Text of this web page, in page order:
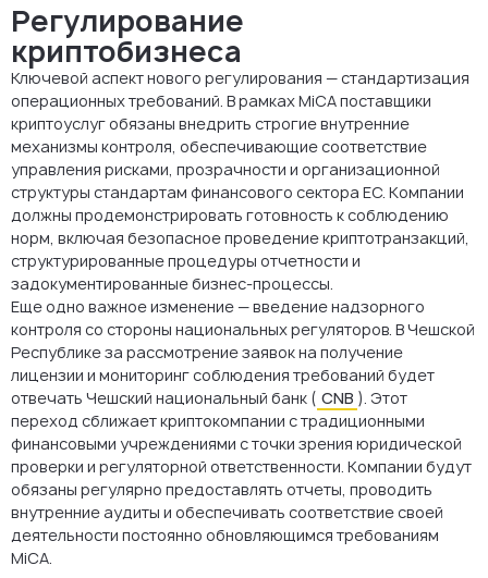
Регулирование
криптобизнеса
Ключевой аспект нового регулирования — стандартизация
операционных требований. В рамках MiCA поставщики
криптоуслуг обязаны внедрить строгие внутренние
механизмы контроля, обеспечивающие соответствие
управления рисками, прозрачности и организационной
структуры стандартам финансового сектора ЕС. Компании
должны продемонстрировать готовность к соблюдению
норм, включая безопасное проведение криптотранзакций,
структурированные процедуры отчетности и
задокументированные бизнес-процессы.
Еще одно важное изменение — введение надзорного
контроля со стороны национальных регуляторов. В Чешской
Республике за рассмотрение заявок на получение
лицензии и мониторинг соблюдения требований будет
отвечать Чешский национальный банк ( CNB ). Этот
переход сближает криптокомпании с традиционными
финансовыми учреждениями с точки зрения юридической
проверки и регуляторной ответственности. Компании будут
обязаны регулярно предоставлять отчеты, проводить
внутренние аудиты и обеспечивать соответствие своей
деятельности постоянно обновляющимся требованиям
MiCA.